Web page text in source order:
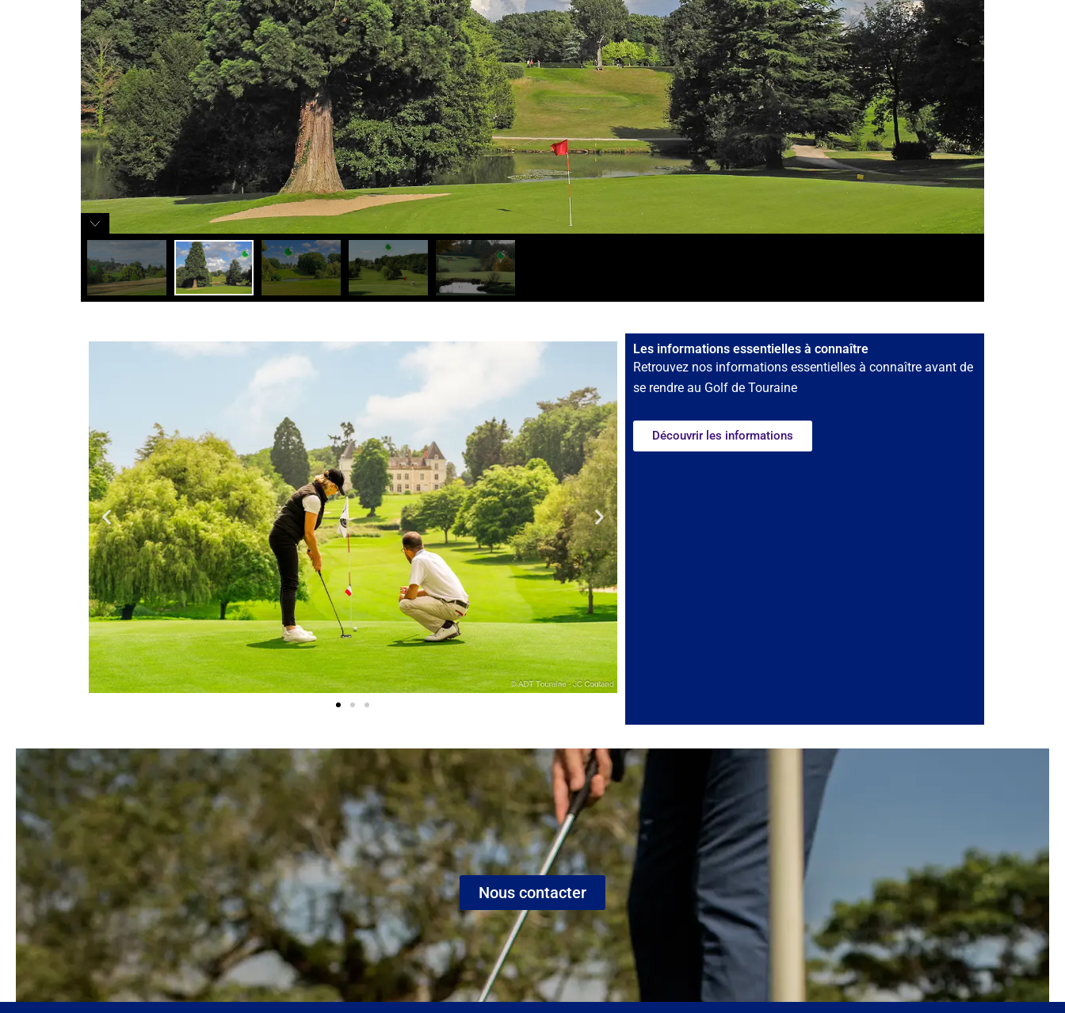
Les informations essentielles à connaître
Retrouvez nos informations essentielles à connaître avant de
se rendre au Golf de Touraine
Découvrir les informations
Nous contacter